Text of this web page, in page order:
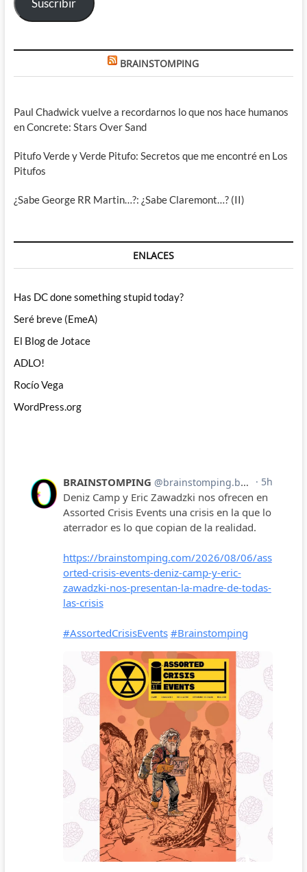
Suscribir
BRAINSTOMPING
Paul Chadwick vuelve a recordarnos lo que nos hace humanos
en Concrete: Stars Over Sand
Pitufo Verde y Verde Pitufo: Secretos que me encontré en Los
Pitufos
¿Sabe George RR Martin…?: ¿Sabe Claremont…? (II)
ENLACES
Has DC done something stupid today?
Seré breve (EmeA)
El Blog de Jotace
ADLO!
Rocío Vega
WordPress.org